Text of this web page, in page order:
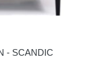
- SCANDIC